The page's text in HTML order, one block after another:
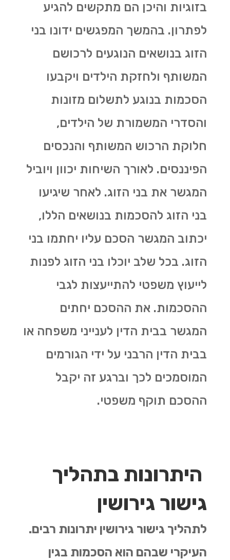
בזוגיות והיכן הם מתקשים להגיע
לפתרון. בהמשך המפגשים ידונו בני
הזוג בנושאים הנוגעים לרכושם
המשותף ולחזקת הילדים ויקבעו
הסכמות בנוגע לתשלום מזונות
והסדרי המשמורת של הילדים,
חלוקת הרכוש המשותף והנכסים
הפיננסים. לאורך השיחות יכוון ויוביל
המגשר את בני הזוג. לאחר שיגיעו
בני הזוג להסכמות בנושאים הללו,
יכתוב המגשר הסכם עליו יחתמו בני
הזוג. בכל שלב יוכלו בני הזוג לפנות
לייעוץ משפטי להתייעצות לגבי
ההסכמות. את ההסכם יחתים
המגשר בבית הדין לענייני משפחה או
בבית הדין הרבני על ידי הגורמים
המוסמכים לכך וברגע זה יקבל
ההסכם תוקף משפטי.
היתרונות בתהליך
גישור גירושין
לתהליך גישור גירושין יתרונות רבים.
העיקרי שבהם הוא הסכמות בגין